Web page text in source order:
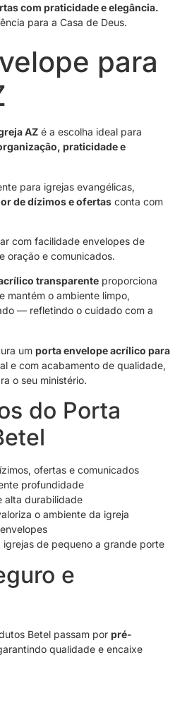
com praticidade e elegância.
para a Casa de Deus.
para
AZ é a escolha ideal para
praticidade e
para igrejas evangélicas,
de dízimos e ofertas conta com
com facilidade envelopes de
oração e comunicados.
transparente proporciona
mantém o ambiente limpo,
— refletindo o cuidado com a
um porta envelope acrílico para
e com acabamento de qualidade,
o seu ministério.
do Porta
ofertas e comunicados
profundidade
alta durabilidade
o ambiente da igreja
de pequeno a grande porte
e
Betel passam por pré-
qualidade e encaixe